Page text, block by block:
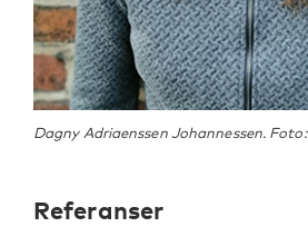
Dagny Adriaenssen Johannessen.
Referanser